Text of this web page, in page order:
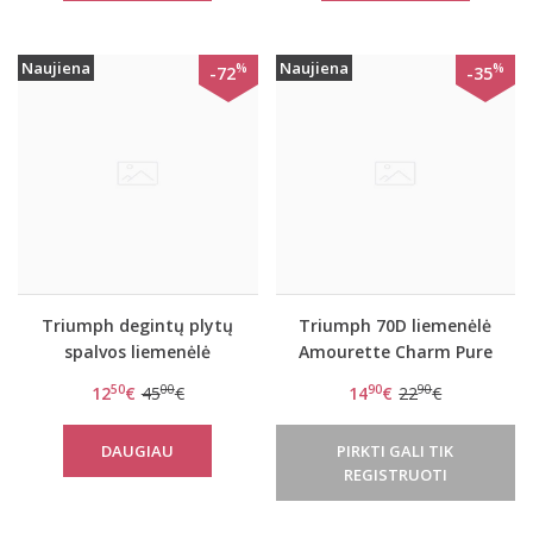
Naujiena -72%
Triumph degintų plytų
spalvos liemenėlė
1250€ 4500€
DAUGIAU
Naujiena -35%
Triumph 70D liemenėlė
Amourette Charm Pure
1490€ 2290€
PIRKTI GALI TIK
REGISTRUOTI